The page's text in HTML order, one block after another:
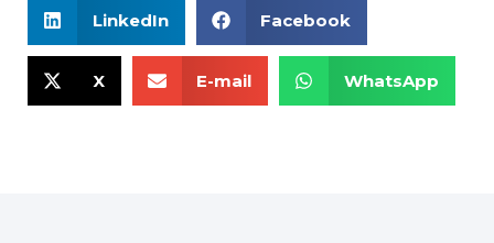
LinkedIn Facebook
X E-mail WhatsApp